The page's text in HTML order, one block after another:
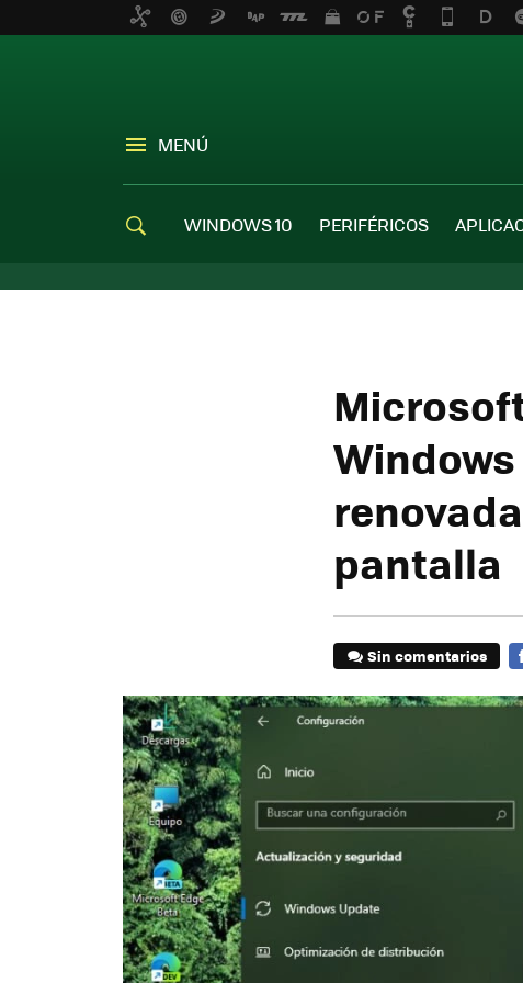
MENÚ
WINDOWS 10 PERIFÉRICOS
pantalla
Sin comentarios